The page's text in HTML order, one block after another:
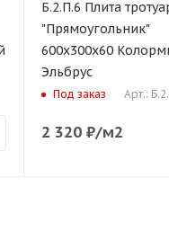
Б.2.П.6 Плита
"Прямоугольник"
600х300х60
Эльбрус
Под заказ Арт.:
2 320₽/м2